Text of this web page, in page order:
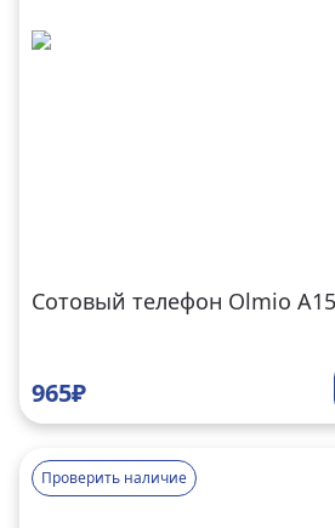
Сотовый телефон Olmio
965₽
Проверить наличие